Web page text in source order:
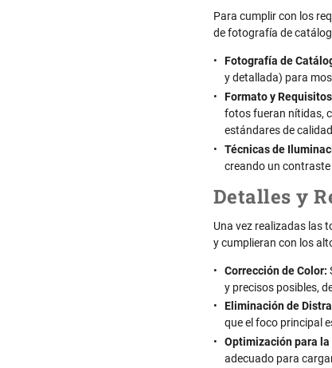
Para cumplir con los
de fotografía de
Fotografía de
y detallada) para
Formato y
fotos fueran nítidas,
estándares de
Técnicas de
creando un
Detalles y
Una vez realizadas las
y cumplieran con los
Corrección de Color:
y precisos posibles,
Eliminación de
que el foco principal
Optimización para
adecuado para